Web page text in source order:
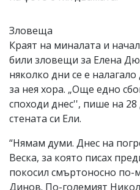
Зловеща
Краят на миналата и
били зловещи за Елена
няколко дни се е
за нея хора. „Още едно
споходи днес'', пише на
стената си Ели.
“Нямам думи. Днес на
Веска, за която писах
покосил смъртоносно по-
Динов. По-големият